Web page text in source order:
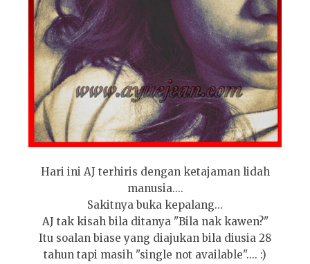
Hari ini AJ terhiris dengan ketajaman lidah
manusia....
Sakitnya buka kepalang...
AJ tak kisah bila ditanya "Bila nak kawen?"
Itu soalan biase yang diajukan bila diusia 28
tahun tapi masih "single not available".... :)